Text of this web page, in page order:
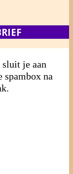
sluit je aan
spambox na